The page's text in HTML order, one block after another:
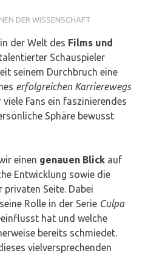
DER WISSENSCHAFT
der Welt des Films und
Schauspieler
seinem Durchbruch eine
erfolgreichen Karrierewegs
Fans ein faszinierendes
Sphäre bewusst
einen genauen Blick auf
Entwicklung sowie die
privaten Seite. Dabei
Rolle in der Serie Culpa
hat und welche
bereits schmiedet.
vielversprechenden